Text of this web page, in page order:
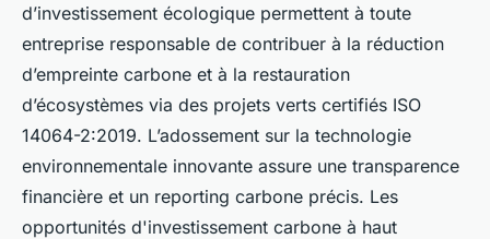
d’investissement écologique permettent à toute
entreprise responsable de contribuer à la réduction
d’empreinte carbone et à la restauration
d’écosystèmes via des projets verts certifiés ISO
14064-2:2019. L’adossement sur la technologie
environnementale innovante assure une transparence
financière et un reporting carbone précis. Les
opportunités d'investissement carbone à haut